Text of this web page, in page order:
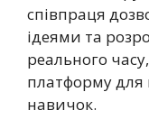
співпраця
ідеями та
реального
платформу для
навичок.